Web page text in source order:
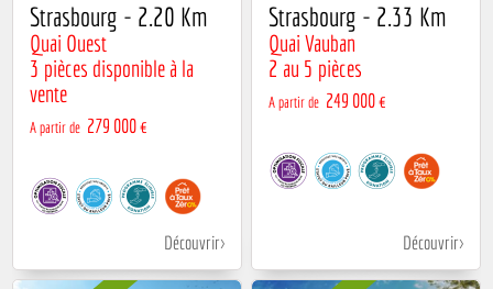
Strasbourg - 2.20 Km
Quai Ouest
3 pièces disponible à la
vente
A partir de 279 000 €
Découvrir
Strasbourg - 2.33 Km
Quai Vauban
2 au 5 pièces
A partir de 249 000 €
Découvrir